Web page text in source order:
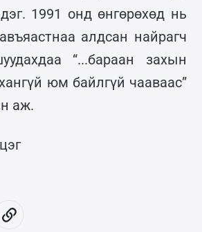
1991 онд өнгөрөхөд нь
алдсан найрагч
“...бараан захын
юм байлгүй чааваас”
аж.